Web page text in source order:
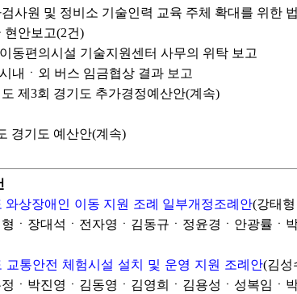
사원 및 정비소 기술인력 교육 주체 확대를 위한
현안보고(2건)
동편의시설 기술지원센터 사무의 위탁 보고
내ㆍ외 버스 임금협상 결과 보고
도 제3회 경기도 추가경정예산안(계속)
경기도 예산안(계속)
와상장애인 이동 지원 조례 일부개정조례안(강태
ㆍ장대석ㆍ전자영ㆍ김동규ㆍ정윤경ㆍ안광률
교통안전 체험시설 설치 및 운영 지원 조례안(김성
ㆍ박진영ㆍ김동영ㆍ김영희ㆍ김용성ㆍ성복임ㆍ